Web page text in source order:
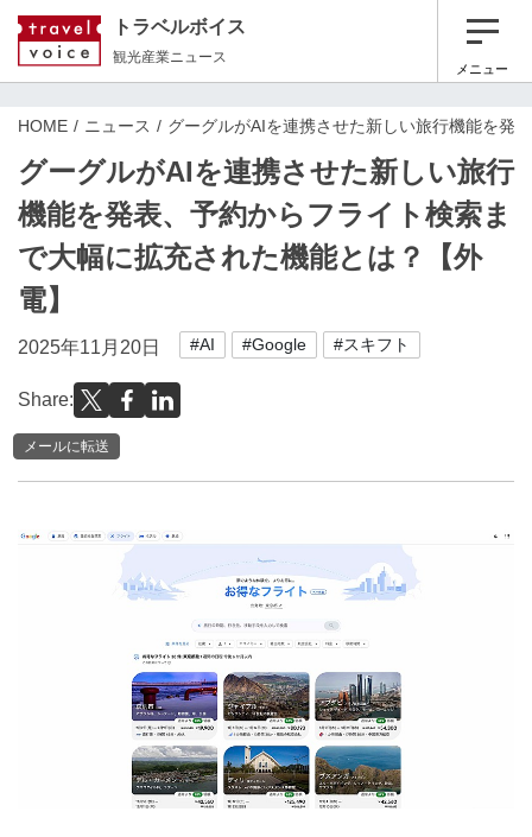
トラベルボイス
観光産業ニュース
メニュー
HOME ニュース グーグルがAIを連携させた新しい旅行機能を発
グーグルがAIを連携させた新しい旅行
機能を発表、予約からフライト検索ま
で大幅に拡充された機能とは？【外
電】
2025年11月20日 #AI #Google #スキフト
Share:
メールに転送